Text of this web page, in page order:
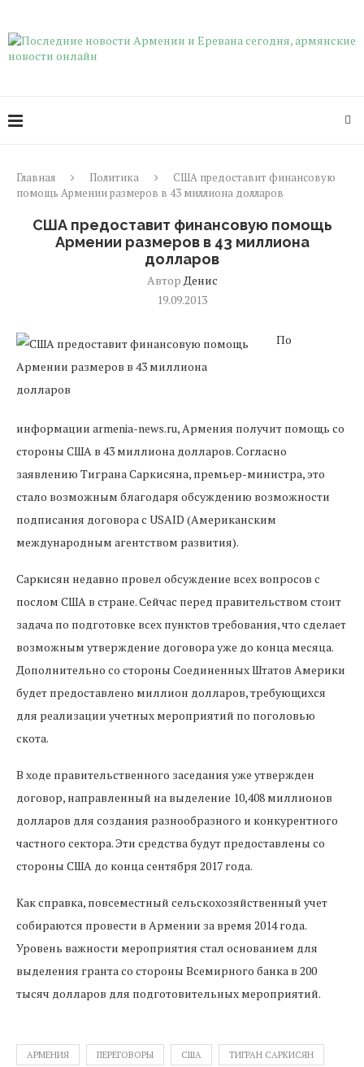
Главная Политика
США предоставит финансовую
помощь Армении размеров в 43 миллиона долларов
США предоставит финансовую помощь
Армении размеров в 43 миллиона
долларов
Автор Денис
19.09.2013
По
информации armenia-news.ru, Армения получит помощь со
стороны США в 43 миллиона долларов. Согласно
заявлению Тиграна Саркисяна, премьер-министра, это
стало возможным благодаря обсуждению возможности
подписания договора с USAID (Американским
международным агентством развития).
Саркисян недавно провел обсуждение всех вопросов с
послом США в стране. Сейчас перед правительством стоит
задача по подготовке всех пунктов требования, что сделает
возможным утверждение договора уже до конца месяца.
Дополнительно со стороны Соединенных Штатов Америки
будет предоставлено миллион долларов, требующихся
для реализации учетных мероприятий по поголовью
скота.
В ходе правительственного заседания уже утвержден
договор, направленный на выделение 10,408 миллионов
долларов для создания разнообразного и конкурентного
частного сектора. Эти средства будут предоставлены со
стороны США до конца сентября 2017 года.
Как справка, повсеместный сельскохозяйственный учет
собираются провести в Армении за время 2014 года.
Уровень важности мероприятия стал основанием для
выделения гранта со стороны Всемирного банка в 200
тысяч долларов для подготовительных мероприятий.
АРМЕНИЯ ПЕРЕГОВОРЫ США ТИГРАН САРКИСЯН